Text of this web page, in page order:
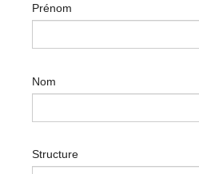
Prénom
Nom
Structure